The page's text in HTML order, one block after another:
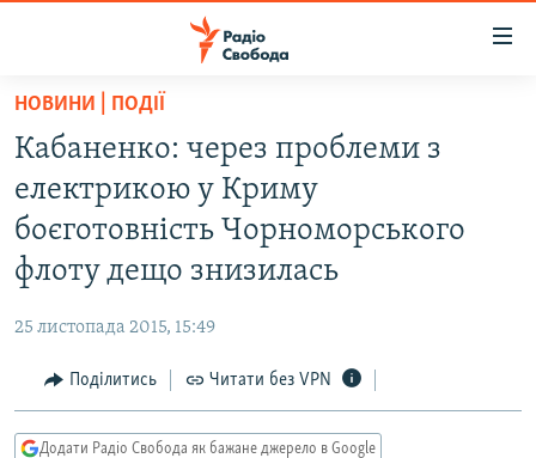
Перейти
основного
матеріалу
Перейти
до
основної
Перейти
пошуку
РАДІО СВОБОДА – 70 РОКІВ
СТАТТІ
КУЛЬТУРА
СПОРТ
ВІЙНА
ДОНБАС.РЕАЛІЇ
КРИМ.РЕАЛІЇ
ТИ ЯК?
НОВИНИ | ПОДІЇ
Кабаненко: через проблеми з
електрикою у Криму
боєготовність Чорноморського
флоту дещо знизилась
25 листопада 2015, 15:49
Поділитись Читати без VPN
Додати Радіо Свобода як бажане джерело в Google